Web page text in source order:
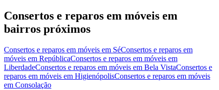
Consertos e reparos em móveis em
bairros próximos
Consertos e reparos em móveis em SéConsertos e reparos em
móveis em RepúblicaConsertos e reparos em móveis em
LiberdadeConsertos e reparos em móveis em Bela VistaConsertos e
reparos em móveis em HigienópolisConsertos e reparos em móveis
em Consolação